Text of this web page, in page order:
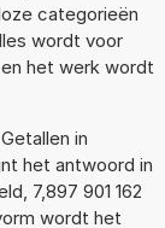
categorieën
wordt voor
het werk wordt
in
het antwoord in
7,897 901 162
wordt het